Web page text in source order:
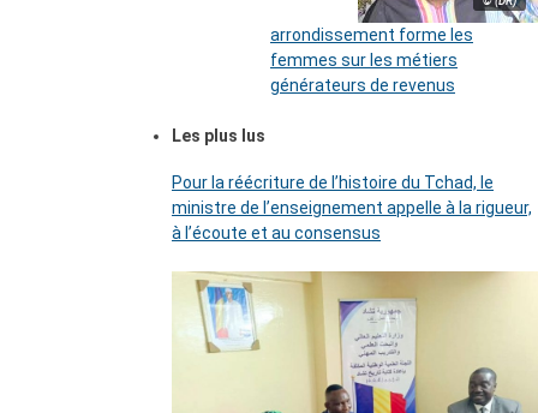
arrondissement forme les
femmes sur les métiers
générateurs de revenus
Les plus lus
Pour la réécriture de l’histoire du Tchad, le
ministre de l’enseignement appelle à la rigueur,
à l’écoute et au consensus